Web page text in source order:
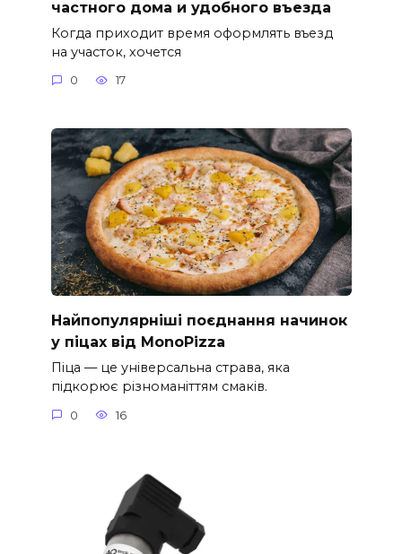
частного дома и удобного въезда
Когда приходит время оформлять въезд
на участок, хочется
0 17
Найпопулярніші поєднання начинок
у піцах від MonoPizza
Піца — це універсальна страва, яка
підкорює різноманіттям смаків.
0 16